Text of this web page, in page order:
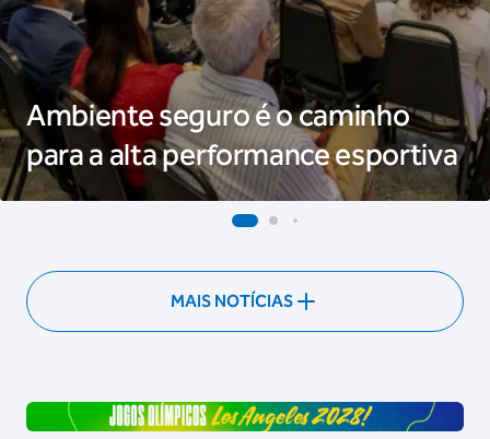
Ambiente seguro é o caminho
para a alta performance esportiva
MAIS NOTÍCIAS